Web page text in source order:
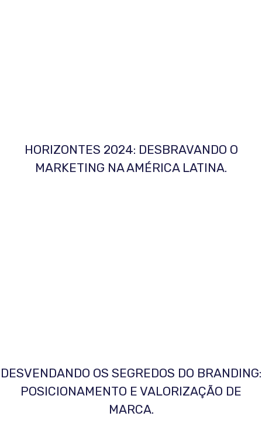
HORIZONTES 2024: DESBRAVANDO O
MARKETING NA AMÉRICA LATINA.
DESVENDANDO OS SEGREDOS DO BRANDING:
POSICIONAMENTO E VALORIZAÇÃO DE
MARCA.